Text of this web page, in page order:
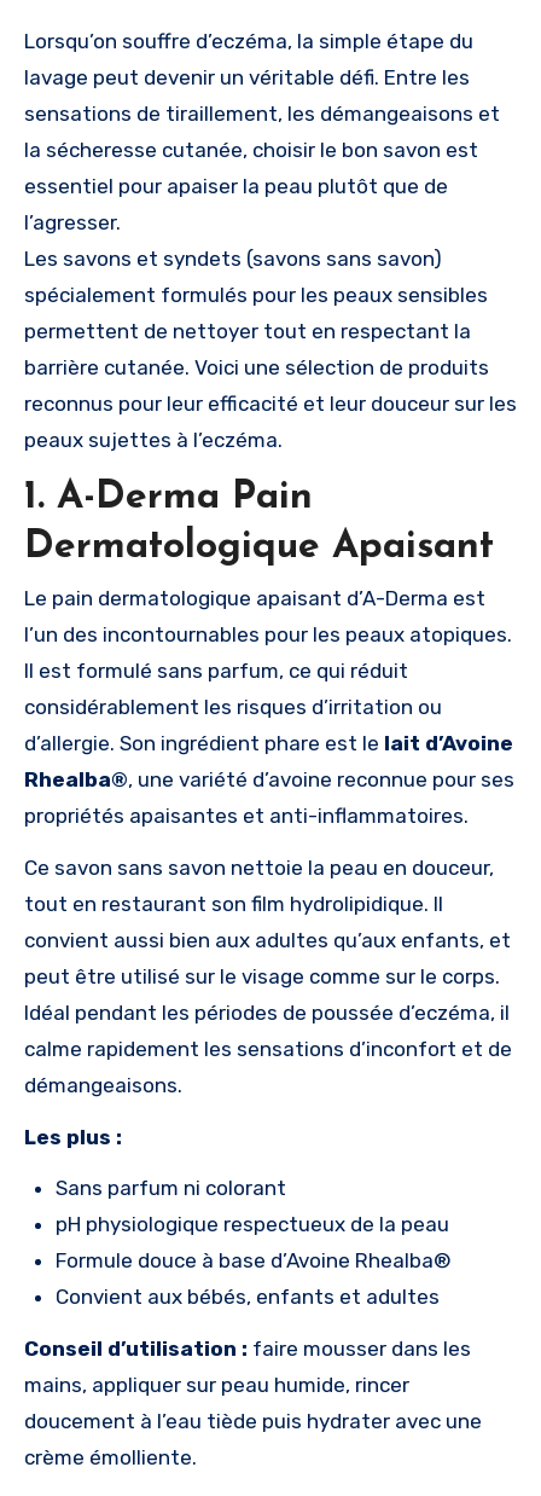
Lorsqu’on souffre d’eczéma, la simple étape du
lavage peut devenir un véritable défi. Entre les
sensations de tiraillement, les démangeaisons et
la sécheresse cutanée, choisir le bon savon est
essentiel pour apaiser la peau plutôt que de
l’agresser.
Les savons et syndets (savons sans savon)
spécialement formulés pour les peaux sensibles
permettent de nettoyer tout en respectant la
barrière cutanée. Voici une sélection de produits
reconnus pour leur efficacité et leur douceur sur les
peaux sujettes à l’eczéma.
1. A-Derma Pain
Dermatologique Apaisant
Le pain dermatologique apaisant d’A-Derma est
l’un des incontournables pour les peaux atopiques.
Il est formulé sans parfum, ce qui réduit
considérablement les risques d’irritation ou
d’allergie. Son ingrédient phare est le lait d’Avoine
Rhealba®, une variété d’avoine reconnue pour ses
propriétés apaisantes et anti-inflammatoires.
Ce savon sans savon nettoie la peau en douceur,
tout en restaurant son film hydrolipidique. Il
convient aussi bien aux adultes qu’aux enfants, et
peut être utilisé sur le visage comme sur le corps.
Idéal pendant les périodes de poussée d’eczéma, il
calme rapidement les sensations d’inconfort et de
démangeaisons.
Les plus :
Sans parfum ni colorant
pH physiologique respectueux de la peau
Formule douce à base d’Avoine Rhealba®
Convient aux bébés, enfants et adultes
Conseil d’utilisation : faire mousser dans les
mains, appliquer sur peau humide, rincer
doucement à l’eau tiède puis hydrater avec une
crème émolliente.